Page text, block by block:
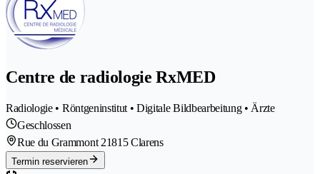
Centre de radiologie RxMED
Radiologie • Röntgeninstitut • Digitale Bildbearbeitung • Ärzte
Geschlossen
Rue du Grammont 21815 Clarens
Termin reservieren